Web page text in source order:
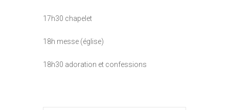
17h30 chapelet
18h messe (église)
18h30 adoration et confessions